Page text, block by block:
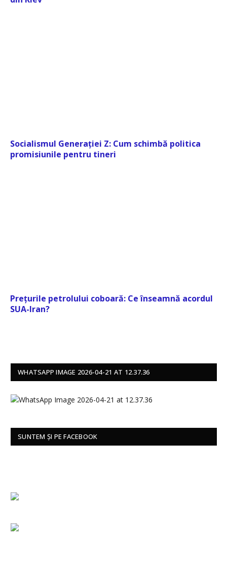
Socialismul Generației Z: Cum schimbă politica
promisiunile pentru tineri
Prețurile petrolului coboară: Ce înseamnă acordul
SUA-Iran?
WHATSAPP IMAGE 2026-04-21 AT 12.37.36
SUNTEM ȘI PE FACEBOOK